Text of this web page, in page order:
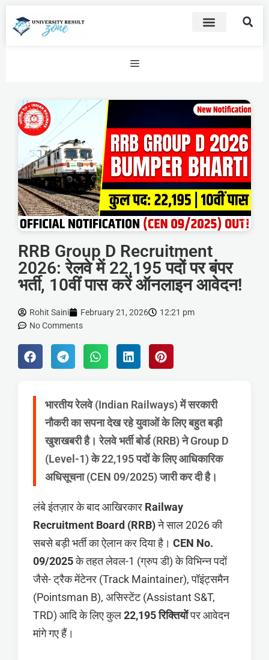
RRB Group D Recruitment
2026: रेलवे में 22,195 पदों पर बंपर
भर्ती, 10वीं पास करें ऑनलाइन आवेदन!
Rohit Saini February 21, 2026
12:21 pm
No Comments
भारतीय रेलवे (Indian Railways) में सरकारी
नौकरी का सपना देख रहे युवाओं के लिए बहुत बड़ी
खुशखबरी है। रेलवे भर्ती बोर्ड (RRB) ने Group D
(Level-1) के 22,195 पदों के लिए आधिकारिक
अधिसूचना (CEN 09/2025) जारी कर दी है।
लंबे इंतज़ार के बाद आखिरकार Railway
Recruitment Board (RRB)ने साल 2026 की
सबसे बड़ी भर्ती का ऐलान कर दिया है। CEN No.
09/2025के तहत लेवल-1 (ग्रुप डी) के विभिन्न पदों
जैसे- ट्रैक मेंटेनर (Track Maintainer), पॉइंट्समैन
(Pointsman B), असिस्टेंट (Assistant S&T,
TRD) आदि के लिए कुल22,195 रिक्तियोंपर आवेदन
मांगे गए हैं।